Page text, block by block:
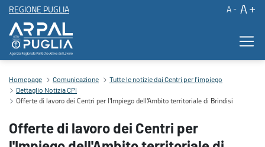
REGIONE PUGLIA A A
Offerte di lavoro dei Centri per l'Impiego dell'Ambito territoriale
Homepage Comunicazione
Tutte le notizie dai Centri per l'impiego
Dettaglio Notizia CPI
Offerte di lavoro dei Centri per l'Impiego dell'Ambito territoriale di Brindisi
Offerte di lavoro dei Centri per